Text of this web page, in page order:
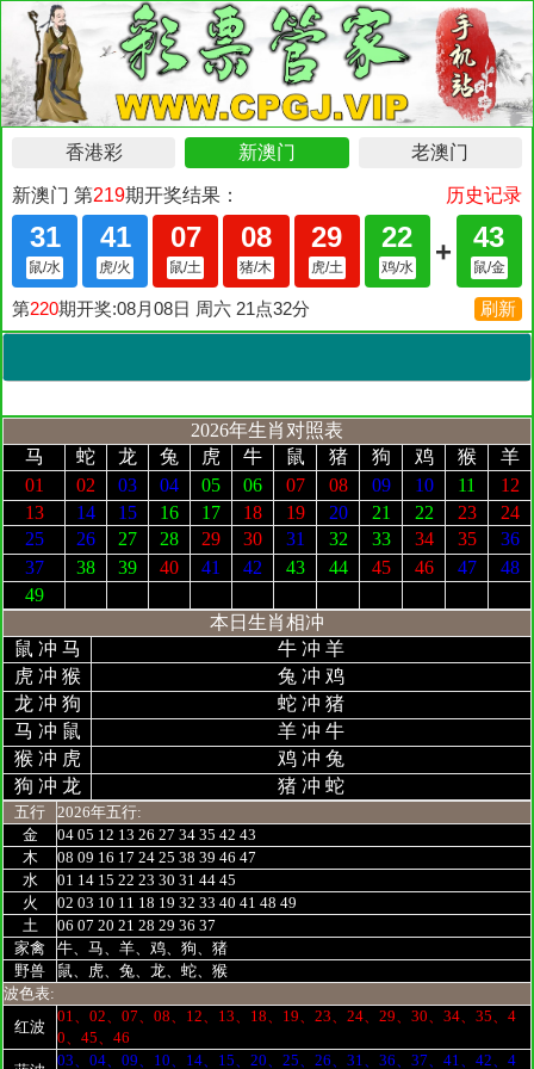
2026年生肖对照表
马
蛇 龙 兔 虎 牛 鼠 猪 狗 鸡 猴
羊
01
02 03 04 05 06 07 08 09 10 11
12
13
14 15 16 17 18 19 20 21 22 23
24
25
26 27 28 29 30 31 32 33 34 35
36
37
38 39 40 41 42 43 44 45 46 47
48
49
本日生肖相冲
鼠 冲 马
牛 冲 羊
虎 冲 猴
兔 冲 鸡
龙 冲 狗
蛇 冲 猪
马 冲 鼠
羊 冲 牛
猴 冲 虎
鸡 冲 兔
狗 冲 龙
猪 冲 蛇
五行
2026年五行:
金
04 05 12 13 26 27 34 35 42 43
木
08 09 16 17 24 25 38 39 46 47
水
01 14 15 22 23 30 31 44 45
火
02 03 10 11 18 19 32 33 40 41 48 49
土
06 07 20 21 28 29 36 37
家禽
牛、马、羊、鸡、狗、猪
野兽
鼠、虎、兔、龙、蛇、猴
波色表:
红波
01、02、07、08、12、13、18、19、23、24、29、30、34、35、4
0、45、46
03、04、09、10、14、15、20、25、26、31、36、37、41、42、4